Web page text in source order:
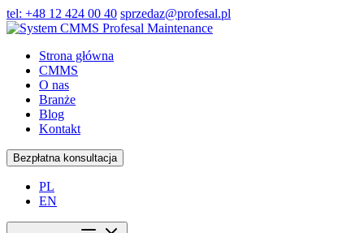
tel: +48 12 424 00 40 sprzedaz@profesal.pl
Strona główna
CMMS
O nas
Branże
Blog
Kontakt
Bezpłatna konsultacja
PL
EN